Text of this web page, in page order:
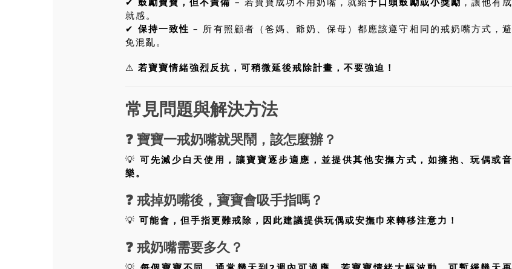
就感。
✔保持一致性 – 所有照顧者（爸媽、爺奶、保母）都應該遵守相同的戒奶嘴方式，避
免混亂。
⚠ 若寶寶情緒強烈反抗，可稍微延後戒除計畫，不要強迫！
常見問題與解決方法
❓ 寶寶一戒奶嘴就哭鬧，該怎麼辦？
💡可先減少白天使用，讓寶寶逐步適應，並提供其他安撫方式，如擁抱、玩偶或音
樂。
❓ 戒掉奶嘴後，寶寶會吸手指嗎？
💡 可能會，但手指更難戒除，因此建議提供玩偶或安撫巾來轉移注意力！
❓ 戒奶嘴需要多久？